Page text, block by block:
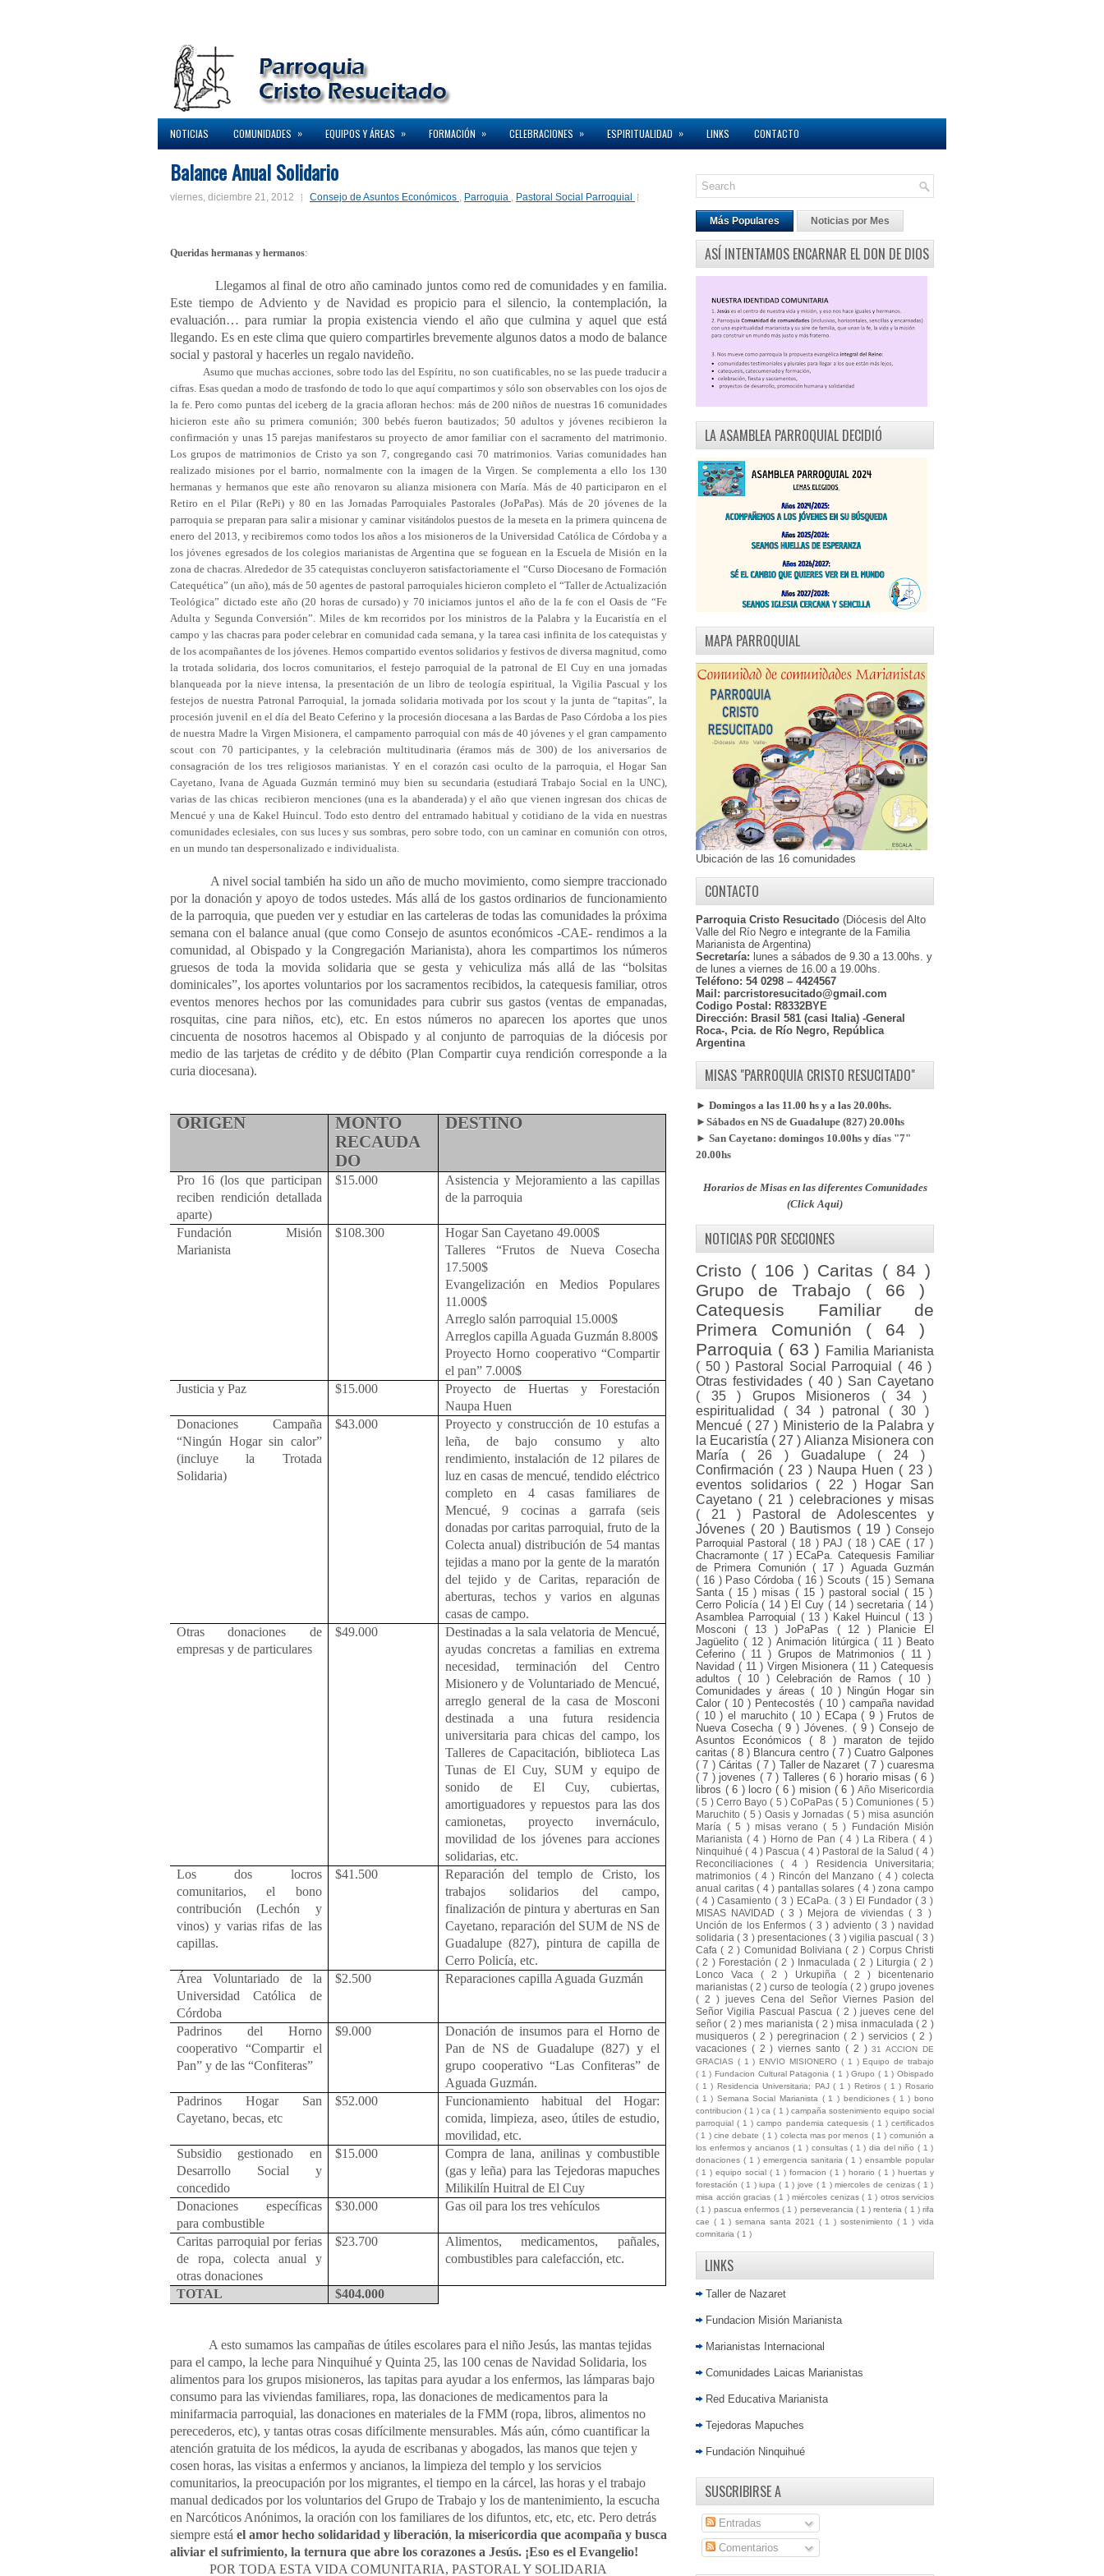
NOTICIAS COMUNIDADES » EQUIPOS Y ÁREAS » FORMACIÓN » CELEBRACIONES » ESPIRITUALIDAD » LINKS CONTACTO
Balance Anual Solidario
viernes, diciembre 21, 2012 Consejo de Asuntos Económicos , Parroquia , Pastoral Social Parroquial
Queridas hermanas y hermanos:
Llegamos al final de otro año caminado juntos como red de comunidades y en familia.
Este tiempo de Adviento y de Navidad es propicio para el silencio, la contemplación, la
evaluación… para rumiar la propia existencia viendo el año que culmina y aquel que está
llegando. Es en este clima que quiero compartirles brevemente algunos datos a modo de balance
social y pastoral y hacerles un regalo navideño.
Asumo que muchas acciones, sobre todo las del Espíritu, no son cuatificables, no se las puede traducir a
cifras. Esas quedan a modo de trasfondo de todo lo que aquí compartimos y sólo son observables con los ojos de
la fe. Pero como puntas del iceberg de la gracia afloran hechos: más de 200 niños de nuestras 16 comunidades
hicieron este año su primera comunión; 300 bebés fueron bautizados; 50 adultos y jóvenes recibieron la
confirmación y unas 15 parejas manifestaros su proyecto de amor familiar con el sacramento del matrimonio.
Los grupos de matrimonios de Cristo ya son 7, congregando casi 70 matrimonios. Varias comunidades han
realizado misiones por el barrio, normalmente con la imagen de la Virgen. Se complementa a ello los 130
hermanas y hermanos que este año renovaron su alianza misionera con María. Más de 40 participaron en el
Retiro en el Pilar (RePi) y 80 en las Jornadas Parroquiales Pastorales (JoPaPas). Más de 20 jóvenes de la
parroquia se preparan para salir a misionar y caminar visitándolospuestos de la meseta en la primera quincena de
enero del 2013, y recibiremos como todos los años a los misioneros de la Universidad Católica de Córdoba y a
los jóvenes egresados de los colegios marianistas de Argentina que se foguean en la Escuela de Misión en la
zona de chacras. Alrededor de 35 catequistas concluyeron satisfactoriamente el “Curso Diocesano de Formación
Catequética” (un año), más de 50 agentes de pastoral parroquiales hicieron completo el “Taller de Actualización
Teológica” dictado este año (20 horas de cursado) y 70 iniciamos juntos el año de la fe con el Oasis de “Fe
Adulta y Segunda Conversión”. Miles de km recorridos por los ministros de la Palabra y la Eucaristía en el
campo y las chacras para poder celebrar en comunidad cada semana, y la tarea casi infinita de los catequistas y
de los acompañantes de los jóvenes. Hemos compartido eventos solidarios y festivos de diversa magnitud, como
la trotada solidaria, dos locros comunitarios, el festejo parroquial de la patronal de El Cuy en una jornadas
blanqueada por la nieve intensa, la presentación de un libro de teología espiritual, la Vigilia Pascual y los
festejos de nuestra Patronal Parroquial, la jornada solidaria motivada por los scout y la junta de “tapitas”, la
procesión juvenil en el día del Beato Ceferino y la procesión diocesana a las Bardas de Paso Córdoba a los pies
de nuestra Madre la Virgen Misionera, el campamento parroquial con más de 40 jóvenes y el gran campamento
scout con 70 participantes, y la celebración multitudinaria (éramos más de 300) de los aniversarios de
consagración de los tres religiosos marianistas. Y en el corazón casi oculto de la parroquia, el Hogar San
Cayetano, Ivana de Aguada Guzmán terminó muy bien su secundaria (estudiará Trabajo Social en la UNC),
varias de las chicas recibieron menciones (una es la abanderada) y el año que vienen ingresan dos chicas de
Mencué y una de Kakel Huincul. Todo esto dentro del entramado habitual y cotidiano de la vida en nuestras
comunidades eclesiales, con sus luces y sus sombras, pero sobre todo, con un caminar en comunión con otros,
en un mundo tan despersonalizado e individualista.
A nivel social también ha sido un año de mucho movimiento, como siempre traccionado
por la donación y apoyo de todos ustedes. Más allá de los gastos ordinarios de funcionamiento
de la parroquia, que pueden ver y estudiar en las carteleras de todas las comunidades la próxima
semana con el balance anual (que como Consejo de asuntos económicos -CAE- rendimos a la
comunidad, al Obispado y la Congregación Marianista), ahora les compartimos los números
gruesos de toda la movida solidaria que se gesta y vehiculiza más allá de las “bolsitas
dominicales”, los aportes voluntarios por los sacramentos recibidos, la catequesis familiar, otros
eventos menores hechos por las comunidades para cubrir sus gastos (ventas de empanadas,
rosquitas, cine para niños, etc), etc. En estos números no aparecen los aportes que unos
cincuenta de nosotros hacemos al Obispado y al conjunto de parroquias de la diócesis por
medio de las tarjetas de crédito y de débito (Plan Compartir cuya rendición corresponde a la
curia diocesana).
ORIGEN
MONTO
RECAUDA
DO
DESTINO
Pro 16 (los que participan
reciben rendición detallada
aparte)
$15.000
Asistencia y Mejoramiento a las capillas
de la parroquia
Fundación Misión
Marianista
$108.300
Hogar San Cayetano 49.000$
Talleres “Frutos de Nueva Cosecha
17.500$
Evangelización en Medios Populares
11.000$
Arreglo salón parroquial 15.000$
Arreglos capilla Aguada Guzmán 8.800$
Proyecto Horno cooperativo “Compartir
el pan” 7.000$
Justicia y Paz
$15.000
Proyecto de Huertas y Forestación
Naupa Huen
Donaciones Campaña
“Ningún Hogar sin calor”
(incluye la Trotada
Solidaria)
$43.000
Proyecto y construcción de 10 estufas a
leña, de bajo consumo y alto
rendimiento, instalación de 12 pilares de
luz en casas de mencué, tendido eléctrico
completo en 4 casas familiares de
Mencué, 9 cocinas a garrafa (seis
donadas por caritas parroquial, fruto de la
Colecta anual) distribución de 54 mantas
tejidas a mano por la gente de la maratón
del tejido y de Caritas, reparación de
aberturas, techos y varios en algunas
casas de campo.
Otras donaciones de
empresas y de particulares
$49.000
Destinadas a la sala velatoria de Mencué,
ayudas concretas a familias en extrema
necesidad, terminación del Centro
Misionero y de Voluntariado de Mencué,
arreglo general de la casa de Mosconi
destinada a una futura residencia
universitaria para chicas del campo, los
Talleres de Capacitación, biblioteca Las
Tunas de El Cuy, SUM y equipo de
sonido de El Cuy, cubiertas,
amortiguadores y repuestos para las dos
camionetas, proyecto invernáculo,
movilidad de los jóvenes para acciones
solidarias, etc.
Los dos locros
comunitarios, el bono
contribución (Lechón y
vinos) y varias rifas de las
capillas.
$41.500
Reparación del templo de Cristo, los
trabajos solidarios del campo,
finalización de pintura y aberturas en San
Cayetano, reparación del SUM de NS de
Guadalupe (827), pintura de capilla de
Cerro Policía, etc.
Área Voluntariado de la
Universidad Católica de
Córdoba
$2.500 Reparaciones capilla Aguada Guzmán
Padrinos del Horno
cooperativo “Compartir el
Pan” y de las “Confiteras”
$9.000
Donación de insumos para el Horno de
Pan de NS de Guadalupe (827) y el
grupo cooperativo “Las Confiteras” de
Aguada Guzmán.
Padrinos Hogar San
Cayetano, becas, etc
$52.000
Funcionamiento habitual del Hogar:
comida, limpieza, aseo, útiles de estudio,
movilidad, etc.
Subsidio gestionado en
Desarrollo Social y
concedido
$15.000
Compra de lana, anilinas y combustible
(gas y leña) para las Tejedoras mapuches
Milikilín Huitral de El Cuy
Donaciones específicas
para combustible
$30.000 Gas oil para los tres vehículos
Caritas parroquial por ferias
de ropa, colecta anual y
otras donaciones
$23.700
Alimentos, medicamentos, pañales,
combustibles para calefacción, etc.
TOTAL $404.000
A esto sumamos las campañas de útiles escolares para el niño Jesús, las mantas tejidas
para el campo, la leche para Ninquihué y Quinta 25, las 100 cenas de Navidad Solidaria, los
alimentos para los grupos misioneros, las tapitas para ayudar a los enfermos, las lámparas bajo
consumo para las viviendas familiares, ropa, las donaciones de medicamentos para la
minifarmacia parroquial, las donaciones en materiales de la FMM (ropa, libros, alimentos no
perecederos, etc), y tantas otras cosas difícilmente mensurables. Más aún, cómo cuantificar la
atención gratuita de los médicos, la ayuda de escribanas y abogados, las manos que tejen y
cosen horas, las visitas a enfermos y ancianos, la limpieza del templo y los servicios
comunitarios, la preocupación por los migrantes, el tiempo en la cárcel, las horas y el trabajo
manual dedicados por los voluntarios del Grupo de Trabajo y los de mantenimiento, la escucha
en Narcóticos Anónimos, la oración con los familiares de los difuntos, etc, etc, etc. Pero detrás
siempre está el amor hecho solidaridad y liberación, la misericordia que acompaña y busca
aliviar el sufrimiento, la ternura que abre los corazones a Jesús. ¡Eso es el Evangelio!
POR TODA ESTA VIDA COMUNITARIA, PASTORAL Y SOLIDARIA
Más Populares Noticias por Mes
ASÍ INTENTAMOS ENCARNAR EL DON DE DIOS
LA ASAMBLEA PARROQUIAL DECIDIÓ
MAPA PARROQUIAL
Ubicación de las 16 comunidades
CONTACTO
Parroquia Cristo Resucitado (Diócesis del Alto
Valle del Río Negro e integrante de la Familia
Marianista de Argentina)
Secretaría: lunes a sábados de 9.30 a 13.00hs. y
de lunes a viernes de 16.00 a 19.00hs.
Teléfono: 54 0298 – 4424567
Mail: parcristoresucitado@gmail.com
Codigo Postal: R8332BYE
Dirección: Brasil 581 (casi Italia) -General
Roca-, Pcia. de Río Negro, República
Argentina
MISAS "PARROQUIA CRISTO RESUCITADO"
► Domingos a las 11.00 hs y a las 20.00hs.
►Sábados en NS de Guadalupe (827) 20.00hs
► San Cayetano: domingos 10.00hs y días "7"
20.00hs
Horarios de Misas en las diferentes Comunidades
(Click Aqui)
NOTICIAS POR SECCIONES
Cristo ( 106 ) Caritas ( 84 )
Grupo de Trabajo ( 66 )
Catequesis Familiar de
Primera Comunión ( 64 )
Parroquia ( 63 ) Familia Marianista
( 50 ) Pastoral Social Parroquial ( 46 )
Otras festividades ( 40 ) San Cayetano
( 35 ) Grupos Misioneros ( 34 )
espiritualidad ( 34 ) patronal ( 30 )
Mencué ( 27 ) Ministerio de la Palabra y
la Eucaristía ( 27 ) Alianza Misionera con
María ( 26 ) Guadalupe ( 24 )
Confirmación ( 23 ) Naupa Huen ( 23 )
eventos solidarios ( 22 ) Hogar San
Cayetano ( 21 ) celebraciones y misas
( 21 )
Pastoral de Adolescentes y
Jóvenes ( 20 ) Bautismos ( 19 ) Consejo
Parroquial Pastoral ( 18 ) PAJ ( 18 )CAE ( 17 )
Chacramonte ( 17 ) ECaPa. Catequesis Familiar
de Primera Comunión ( 17 ) Aguada Guzmán
( 16 ) Paso Córdoba ( 16 ) Scouts ( 15 ) Semana
Santa( 15 ) misas( 15 ) pastoral social ( 15 )
Cerro Policía( 14 ) El Cuy ( 14 )secretaria( 14 )
Asamblea Parroquial ( 13 ) Kakel Huincul ( 13 )
Mosconi ( 13 )JoPaPas ( 12 )
Planicie El
Jagüelito( 12 )Animación litúrgica ( 11 ) Beato
Ceferino ( 11 ) Grupos de Matrimonios ( 11 )
Navidad ( 11 )Virgen Misionera ( 11 )Catequesis
adultos ( 10 ) Celebración de Ramos ( 10 )
Comunidades y áreas( 10 ) Ningún Hogar sin
Calor ( 10 ) Pentecostés ( 10 ) campaña navidad
( 10 )el maruchito( 10 ) ECapa( 9 ) Frutos de
Nueva Cosecha ( 9 )Jóvenes. ( 9 )Consejo de
Asuntos Económicos ( 8 ) maraton de tejido
caritas( 8 ) Blancura centro ( 7 ) Cuatro Galpones
( 7 )Cáritas ( 7 ) Taller de Nazaret ( 7 )cuaresma
( 7 ) jovenes ( 7 ) Talleres ( 6 ) horario misas ( 6 )
libros ( 6 ) locro( 6 ) mision ( 6 )Año Misericordia
( 5 ) Cerro Bayo( 5 ) CoPaPas( 5 ) Comuniones( 5 )
Maruchito ( 5 )Oasis y Jornadas ( 5 )misa asunción
María ( 5 ) misas verano ( 5 )
Fundación Misión
Marianista ( 4 ) Horno de Pan ( 4 ) La Ribera( 4 )
Ninquihué( 4 ) Pascua( 4 ) Pastoral de la Salud( 4 )
Reconciliaciones( 4 )
Residencia Universitaria;
matrimonios ( 4 ) Rincón del Manzano ( 4 )colecta
anual caritas( 4 ) pantallas solares ( 4 )zona campo
( 4 )Casamiento( 3 ) ECaPa. ( 3 ) El Fundador ( 3 )
MISAS NAVIDAD ( 3 ) Mejora de viviendas( 3 )
Unción de los Enfermos( 3 ) adviento ( 3 )navidad
solidaria( 3 ) presentaciones( 3 ) vigilia pascual( 3 )
Cafa( 2 ) Comunidad Boliviana( 2 ) Corpus Christi
( 2 ) Forestación( 2 ) Inmaculada( 2 ) Liturgia( 2 )
Lonco Vaca ( 2 ) Urkupiña ( 2 ) bicentenario
marianistas( 2 )curso de teología ( 2 ) grupo jovenes
( 2 ) jueves Cena del Señor Viernes Pasion del
Señor Vigilia Pascual Pascua( 2 )jueves cene del
señor( 2 )mes marianista( 2 )misa inmaculada ( 2 )
musiqueros ( 2 ) peregrinacion ( 2 ) servicios ( 2 )
vacaciones ( 2 )viernes santo ( 2 )31 ACCION DE
GRACIAS ( 1 )ENVIO MISIONERO ( 1 )Equipo de trabajo
( 1 )Fundacion Cultural Patagonia( 1 )Grupo ( 1 )Obispado
( 1 ) Residencia Universitaria; PAJ( 1 ) Retiros( 1 )Rosario
( 1 ) Semana Social Marianista ( 1 ) bendiciones( 1 )bono
contribucion( 1 )ca( 1 ) campaña sostenimiento equipo social
parroquial( 1 )campo pandemia catequesis ( 1 )certificados
( 1 ) cine debate ( 1 ) colecta mas por menos ( 1 ) comunión a
los enfermos y ancianos ( 1 ) consultas( 1 )dia del niño( 1 )
donaciones ( 1 ) emergencia sanitaria( 1 )ensamble popular
( 1 ) equipo social ( 1 ) formacion ( 1 )horario( 1 )huertas y
forestación ( 1 )iupa( 1 ) jove ( 1 )miercoles de cenizas( 1 )
misa acción gracias ( 1 ) miércoles cenizas ( 1 ) otros servicios
( 1 ) pascua enfermos ( 1 ) perseverancia ( 1 )renteria( 1 ) rifa
cae ( 1 )semana santa 2021 ( 1 ) sostenimiento ( 1 )vida
comnitaria ( 1 )
LINKS
Taller de Nazaret
Fundacion Misión Marianista
Marianistas Internacional
Comunidades Laicas Marianistas
Red Educativa Marianista
Tejedoras Mapuches
Fundación Ninquihué
SUSCRIBIRSE A
Entradas
Comentarios